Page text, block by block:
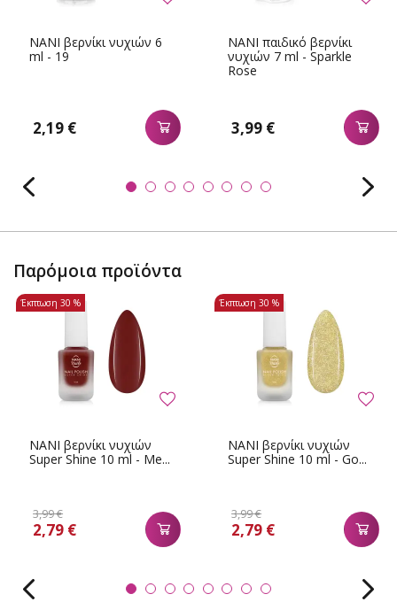
NANI βερνίκι νυχιών 6
ml - 19
2,19 €
NANI παιδικό βερνίκι
νυχιών 7 ml - Sparkle
Rose
3,99 €
Παρόμοια προϊόντα
NANI βερνίκι νυχιών
Super Shine 10 ml - Me...
3,99 €
2,79 €
Έκπτωση 30 %
NANI βερνίκι νυχιών
Super Shine 10 ml - Go...
3,99 €
2,79 €
Έκπτωση 30 %